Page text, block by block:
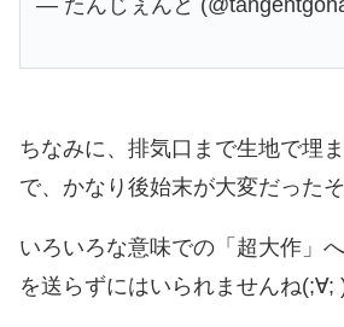
ちなみに、排気口まで生地で埋
で、かなり後始末が大変だった
いろいろな意味での「超大作」
を送らずにはいられませんね(;∀;